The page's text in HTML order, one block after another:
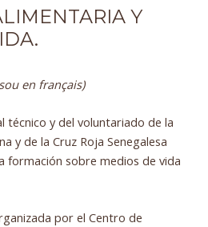
Y
en français)
técnico y del voluntariado de la
y de la Cruz Roja Senegalesa
formación sobre medios de vida
por el Centro de